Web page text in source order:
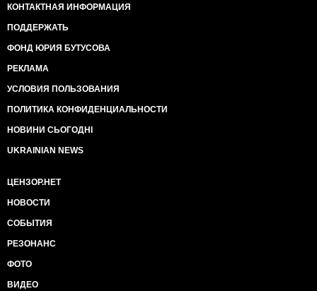
КОНТАКТНАЯ ИНФОРМАЦИЯ
ПОДДЕРЖАТЬ
ФОНД ЮРИЯ БУТУСОВА
РЕКЛАМА
УСЛОВИЯ ПОЛЬЗОВАНИЯ
ПОЛИТИКА КОНФИДЕНЦИАЛЬНОСТИ
НОВИНИ СЬОГОДНІ
UKRAINIAN NEWS
ЦЕНЗОР.НЕТ
НОВОСТИ
СОБЫТИЯ
РЕЗОНАНС
ФОТО
ВИДЕО